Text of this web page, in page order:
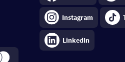
Instagram
LinkedIn